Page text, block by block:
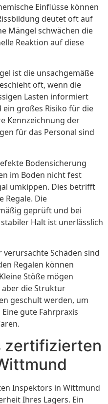
Einflüsse können
deutet oft auf
Mängel schwächen die
Reaktion auf diese
ist die unsachgemäße
oft, wenn die
Lasten informiert
ein großes Risiko für die
Kennzeichnung der
für das Personal sind
Bodensicherung
im Boden nicht fest
umkippen. Dies betrifft
Regale. Die
geprüft und bei
Halt ist unerlässlich
Schäden sind
Regalen können
Stöße mögen
die Struktur
geschult werden, um
gute Fahrpraxis
zertifizierten
Inspektors in Wittmund
Ihres Lagers. Ein